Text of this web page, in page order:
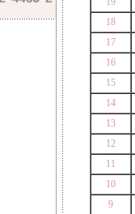
18
17
16
15
14
13
12
11
10
9